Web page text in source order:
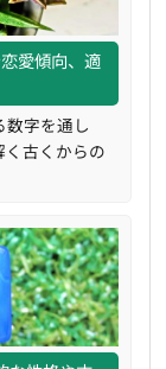
愛傾向、適
字を通し
古くからの